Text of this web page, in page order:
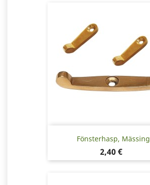
Fönsterhasp, Mässing
Pris
2,40 €